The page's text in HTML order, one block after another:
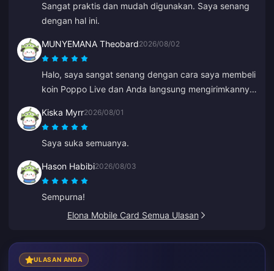
Sangat praktis dan mudah digunakan. Saya senang
dengan hal ini.
MUNYEMANA Theobard2026/08/02
Halo, saya sangat senang dengan cara saya membeli
koin Poppo Live dan Anda langsung mengirimkannya
Anda dan bagaimana aplikasi ini memandu saya.
Terima kasih, pertahankan.
Kiska Myrr2026/08/01
Saya suka semuanya.
Hason Habibi2026/08/03
Sempurna!
Elona Mobile Card Semua Ulasan
ULASAN ANDA